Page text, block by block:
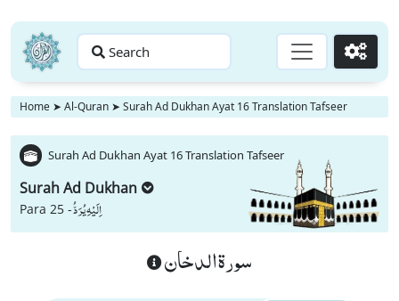
Search Go
Home ➤ Al-Quran ➤ Surah Ad Dukhan Ayat 16 Translation Tafseer
Surah Ad Dukhan Ayat 16 Translation Tafseer
Surah Ad Dukhan
Para 25 -اِلَیْهِ یُرَدُّ
سورة الدخان